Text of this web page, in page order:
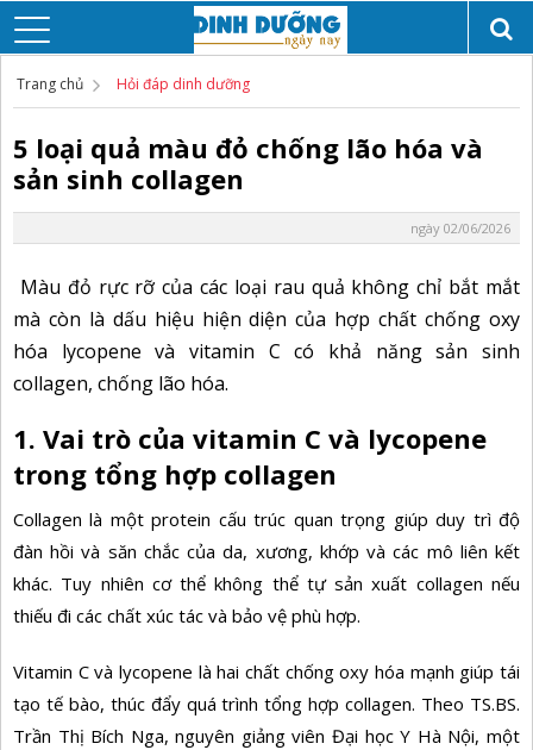
Trang chủ Hỏi đáp dinh dưỡng
5 loại quả màu đỏ chống lão hóa và
sản sinh collagen
ngày 02/06/2026
Màu đỏ rực rỡ của các loại rau quả không chỉ bắt mắt
mà còn là dấu hiệu hiện diện của hợp chất chống oxy
hóa lycopene và vitamin C có khả năng sản sinh
collagen, chống lão hóa.
1. Vai trò của vitamin C và lycopene
trong tổng hợp collagen
Collagen là một protein cấu trúc quan trọng giúp duy trì độ
đàn hồi và săn chắc của da, xương, khớp và các mô liên kết
khác. Tuy nhiên cơ thể không thể tự sản xuất collagen nếu
thiếu đi các chất xúc tác và bảo vệ phù hợp.
Vitamin C và lycopene là hai chất chống oxy hóa mạnh giúp tái
tạo tế bào, thúc đẩy quá trình tổng hợp collagen. Theo TS.BS.
Trần Thị Bích Nga, nguyên giảng viên Đại học Y Hà Nội, một